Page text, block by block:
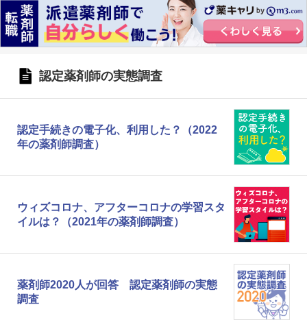
認定薬剤師の実態調査
認定手続きの電子化、利用した？（2022
年の薬剤師調査）
ウィズコロナ、アフターコロナの学習スタ
イルは？（2021年の薬剤師調査）
薬剤師2020人が回答 認定薬剤師の実態
調査